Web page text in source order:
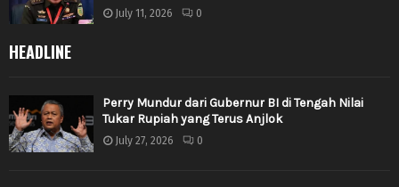
July 11, 2026 0
HEADLINE
Perry Mundur dari Gubernur BI di Tengah Nilai
Tukar Rupiah yang Terus Anjlok
July 27, 2026 0